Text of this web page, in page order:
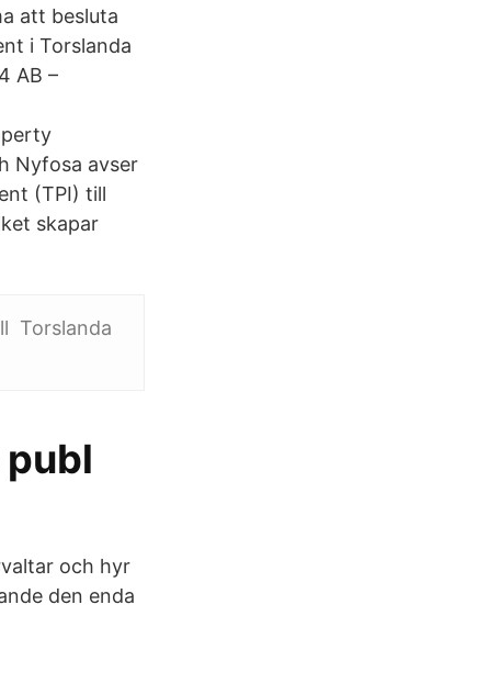
att besluta
i Torslanda
AB –
Nyfosa avser
(TPI) till
skapar
Torslanda
och hyr
den enda